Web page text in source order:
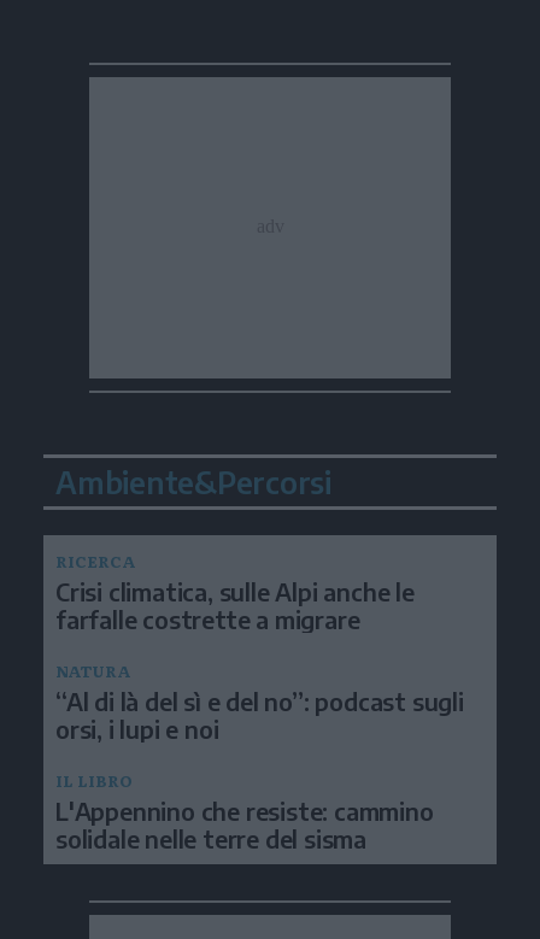
Ambiente&Percorsi
RICERCA
Crisi climatica, sulle Alpi anche le
farfalle costrette a migrare
NATURA
“Al di là del sì e del no”: podcast sugli
orsi, i lupi e noi
IL LIBRO
L'Appennino che resiste: cammino
solidale nelle terre del sisma